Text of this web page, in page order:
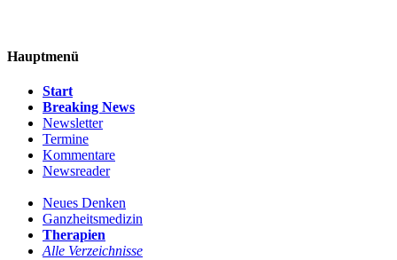
Hauptmenü
Start
Breaking News
Newsletter
Termine
Kommentare
Newsreader
Neues Denken
Ganzheitsmedizin
Therapien
Alle Verzeichnisse